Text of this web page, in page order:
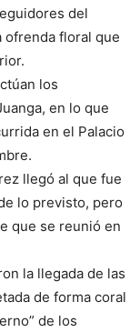
del
ofrenda floral que
los
en lo que
en el Palacio
llegó al que fue
lo previsto, pero
que se reunió en
la llegada de las
de forma coral
de los